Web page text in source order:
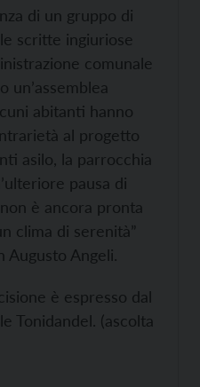
di un gruppo di
scritte ingiuriose
comunale
un’assemblea
abitanti hanno
al progetto
asilo, la parrocchia
pausa di
è ancora pronta
clima di serenità”
Augusto Angeli.
è espresso dal
Tonidandel. (ascolta